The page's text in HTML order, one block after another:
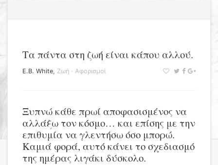
Τα πάντα στη ζωή είναι κάπου αλλού.
E.B. White, Ζωή · Αφορισμοί
Ξυπνώ κάθε πρωί αποφασισμένος να
αλλάξω τον κόσμο… και επίσης με την
επιθυμία να γλεντήσω όσο μπορώ.
Καμιά φορά, αυτό κάνει το σχεδιασμό
της ημέρας λιγάκι δύσκολο.